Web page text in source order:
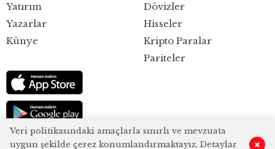
0
Yatırım
Yazarlar
Künye
Dövizler
Hisseler
Kripto Paralar
Pariteler
Veri politikasındaki amaçlarla sınırlı ve mevzuata
uygun şekilde çerez konumlandırmaktayız. Detaylar